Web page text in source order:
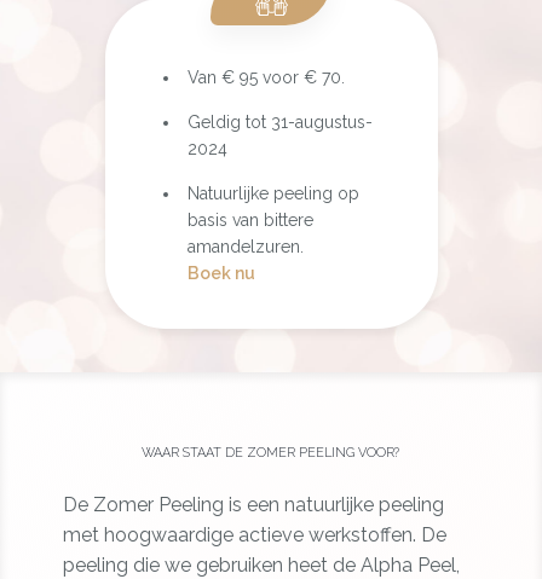
Van € 95 voor € 70.
Geldig tot 31-augustus-
2024
Natuurlijke peeling op
basis van bittere
amandelzuren.
Boek nu
WAAR STAAT DE ZOMER PEELING VOOR?
De Zomer Peeling is een natuurlijke peeling
met hoogwaardige actieve werkstoffen. De
peeling die we gebruiken heet de Alpha Peel,